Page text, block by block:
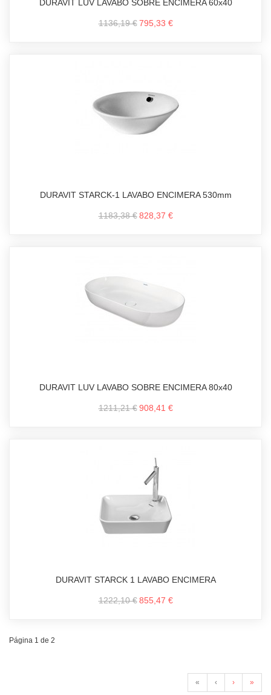
DURAVIT LUV LAVABO SOBRE ENCIMERA 60x40
1136,19 € 795,33 €
DURAVIT STARCK-1 LAVABO ENCIMERA 530mm
1183,38 € 828,37 €
DURAVIT LUV LAVABO SOBRE ENCIMERA 80x40
1211,21 € 908,41 €
DURAVIT STARCK 1 LAVABO ENCIMERA
1222,10 € 855,47 €
Página 1 de 2
« ‹ › »